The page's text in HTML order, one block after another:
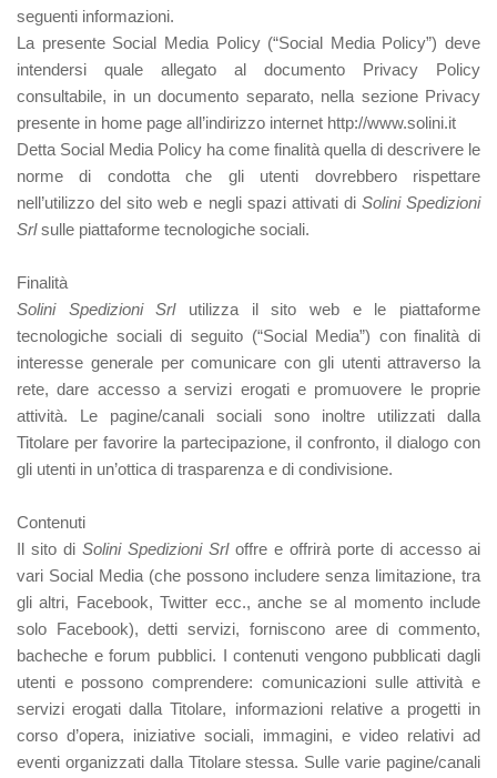
seguenti informazioni.
La presente Social Media Policy (“Social Media Policy”) deve
intendersi quale allegato al documento Privacy Policy
consultabile, in un documento separato, nella sezione Privacy
presente in home page all’indirizzo internet http://www.solini.it
Detta Social Media Policy ha come finalità quella di descrivere le
norme di condotta che gli utenti dovrebbero rispettare
nell’utilizzo del sito web e negli spazi attivati di Solini Spedizioni
Srlsulle piattaforme tecnologiche sociali.
Finalità
Solini Spedizioni Srl
utilizza il sito web e le piattaforme
tecnologiche sociali di seguito (“Social Media”) con finalità di
interesse generale per comunicare con gli utenti attraverso la
rete, dare accesso a servizi erogati e promuovere le proprie
attività. Le pagine/canali sociali sono inoltre utilizzati dalla
Titolare per favorire la partecipazione, il confronto, il dialogo con
gli utenti in un’ottica di trasparenza e di condivisione.
Contenuti
Il sito di Solini Spedizioni Srl offre e offrirà porte di accesso ai
vari Social Media (che possono includere senza limitazione, tra
gli altri, Facebook, Twitter ecc., anche se al momento include
solo Facebook), detti servizi, forniscono aree di commento,
bacheche e forum pubblici. I contenuti vengono pubblicati dagli
utenti e possono comprendere: comunicazioni sulle attività e
servizi erogati dalla Titolare, informazioni relative a progetti in
corso d’opera, iniziative sociali, immagini, e video relativi ad
eventi organizzati dalla Titolare stessa. Sulle varie pagine/canali